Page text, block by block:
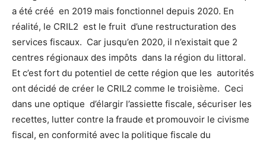
a été créé en 2019 mais fonctionnel depuis 2020. En
réalité, le CRIL2 est le fruit d’une restructuration des
services fiscaux. Car jusqu’en 2020, il n’existait que 2
centres régionaux des impôts dans la région du littoral.
Et c’est fort du potentiel de cette région que les autorités
ont décidé de créer le CRIL2 comme le troisième. Ceci
dans une optique d’élargir l’assiette fiscale, sécuriser les
recettes, lutter contre la fraude et promouvoir le civisme
fiscal, en conformité avec la politique fiscale du